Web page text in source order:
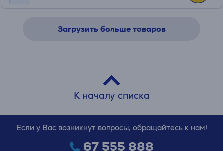
Загрузить больше товаров
К началу списка
Если у Вас возникнут вопросы, обращайтесь к нам!
67 555 888